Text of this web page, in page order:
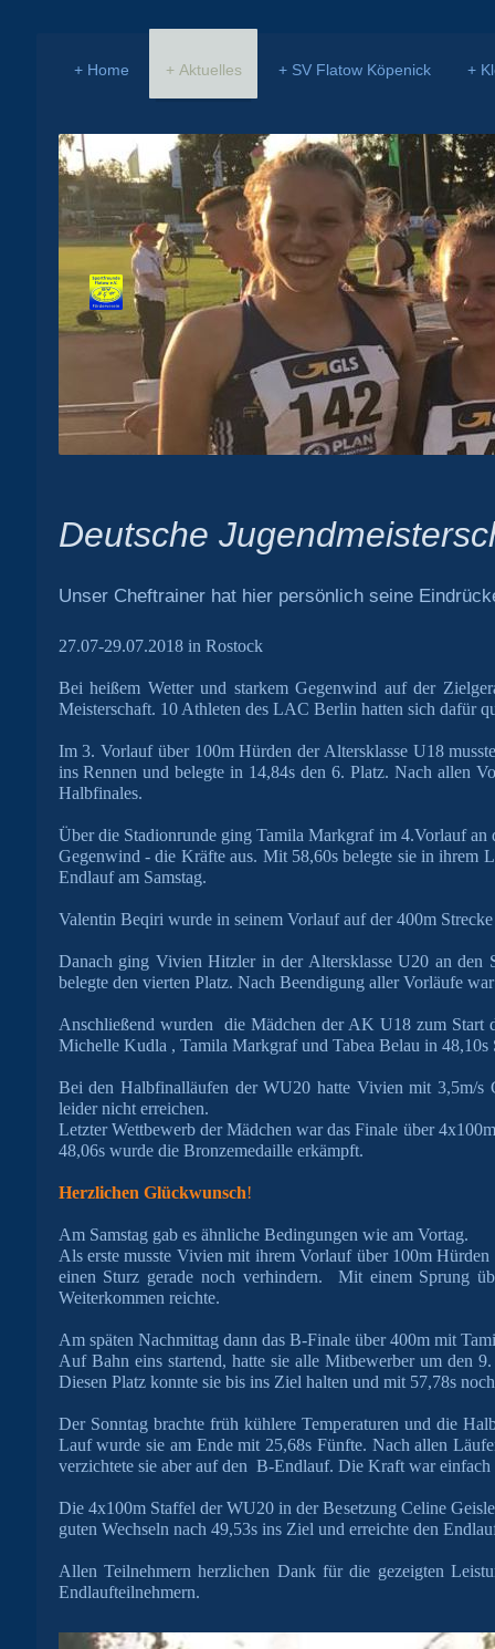
Home Aktuelles SV Flatow Köpenick
Deutsche
Unser Cheftrainer hat hier persönlich seine
27.07-29.07.2018 in Rostock
Bei heißem Wetter und starkem Gegenwind auf der
Meisterschaft. 10 Athleten des LAC Berlin hatten sich dafür
Im 3. Vorlauf über 100m Hürden der Altersklasse U18
ins Rennen und belegte in 14,84s den 6. Platz. Nach allen
Halbfinales.
Über die Stadionrunde ging Tamila Markgraf im 4.Vorlauf
Gegenwind - die Kräfte aus. Mit 58,60s belegte sie in ihrem
Endlauf am Samstag.
Valentin Beqiri wurde in seinem Vorlauf auf der 400m
Danach ging Vivien Hitzler in der Altersklasse U20 an
belegte den vierten Platz. Nach Beendigung aller Vorläufe
Anschließend wurden die Mädchen der AK U18 zum Start
Michelle Kudla , Tamila Markgraf und Tabea Belau in
Bei den Halbfinalläufen der WU20 hatte Vivien mit 3,5m/s
leider nicht erreichen.
Letzter Wettbewerb der Mädchen war das Finale über
48,06s wurde die Bronzemedaille erkämpft.
Herzlichen Glückwunsch!
Am Samstag gab es ähnliche Bedingungen wie am Vortag.
Als erste musste Vivien mit ihrem Vorlauf über 100m
einen Sturz gerade noch verhindern. Mit einem Sprung
Weiterkommen reichte.
Am späten Nachmittag dann das B-Finale über 400m mit
Auf Bahn eins startend, hatte sie alle Mitbewerber um den
Diesen Platz konnte sie bis ins Ziel halten und mit 57,78s
Der Sonntag brachte früh kühlere Temperaturen und die
Lauf wurde sie am Ende mit 25,68s Fünfte. Nach allen
verzichtete sie aber auf den B-Endlauf. Die Kraft war einfach
Die 4x100m Staffel der WU20 in der Besetzung Celine
guten Wechseln nach 49,53s ins Ziel und erreichte den
Allen Teilnehmern herzlichen Dank für die gezeigten
Endlaufteilnehmern.